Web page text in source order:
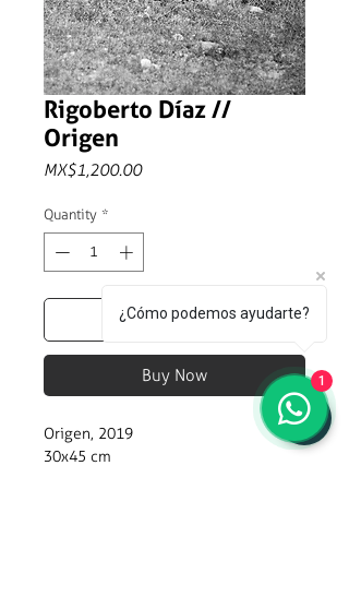
Rigoberto Díaz //
Origen
MX$1,200.00Price
Quantity *
Add to Cart
Buy Now
Origen, 2019
30x45 cm
¿Cómo podemos ayudarte?
1